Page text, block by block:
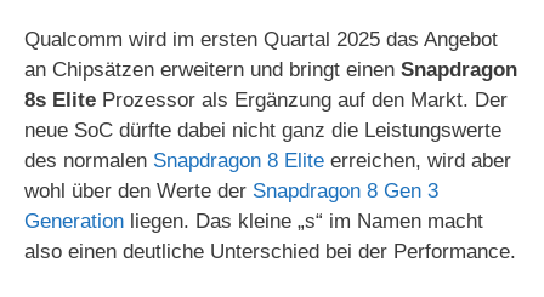
Qualcomm wird im ersten Quartal 2025 das Angebot
an Chipsätzen erweitern und bringt einen Snapdragon
8s Elite Prozessor als Ergänzung auf den Markt. Der
neue SoC dürfte dabei nicht ganz die Leistungswerte
des normalen Snapdragon 8 Elite erreichen, wird aber
wohl über den Werte der Snapdragon 8 Gen 3
Generation liegen. Das kleine „s“ im Namen macht
also einen deutliche Unterschied bei der Performance.